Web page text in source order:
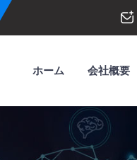
ホーム 会社概要